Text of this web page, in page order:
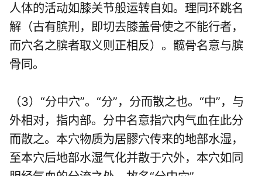
人体的活动如膝关节般运转自如。理同环跳名
解（古有膑刑，即切去膝盖骨使之不能行者，
而穴名之膑者取义则正相反）。髋骨名意与膑
骨同。
（3）“分中穴”。“分”，分而散之也。“中”，与
外相对，指内部。分中名意指穴内气血在此分
而散之。本穴物质为居髎穴传来的地部水湿，
至本穴后地部水湿气化并散于穴外，本穴如同